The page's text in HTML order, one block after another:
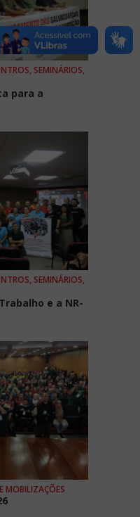
SEMINÁRIOS,
para a
SEMINÁRIOS,
e a NR-
MOBILIZAÇÕES